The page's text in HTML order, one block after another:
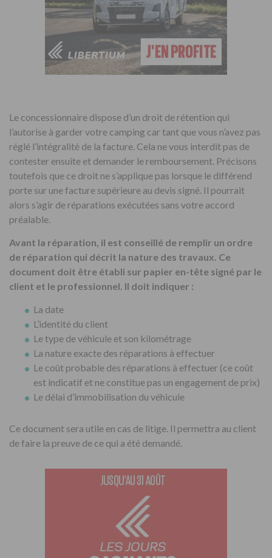
Le concessionnaire dispose d’un droit de rétention qui
l’autorise à garder votre camping car tant que vous n’avez pas
réglé l’intégralité de la facture. Cela ne vous interdit pas de
contester ensuite et demander le remboursement. Précisons
toutefois que ce droit ne s’applique pas lorsque le différend
porte sur une facture supérieure au devis signé. Il pourrait
alors s’agir de réparations exécutées sans votre accord
préalable.
Avant la réparation, il est conseillé de remplir un ordre
de réparation qui décrit la nature des travaux. Ce
document doit être établi sur papier en-tête signé par le
client et le professionnel. Il doit indiquer :
La date
L’identité du client
Le type de véhicule et son kilométrage
La nature exacte des réparations à effectuer
Le coût probable des réparations à effectuer (ce coût
est indicatif et ne constitue pas un engagement de prix)
Le délai d’immobilisation du véhicule
Ce document sera utile en cas de litige. Il permettra au client
de faire la preuve de ce qui a été demandé.